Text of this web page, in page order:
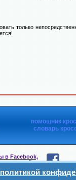
только
помощник
словарь
в Facebook,
в Telegram,
политикой